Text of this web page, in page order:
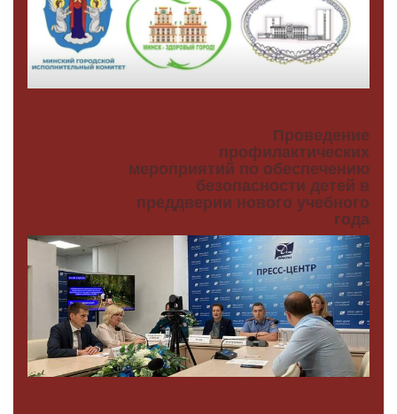
Проведение
профилактических
мероприятий по обеспечению
безопасности детей в
преддверии нового учебного
года